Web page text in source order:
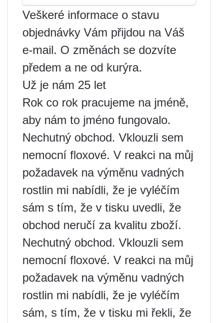
Veškeré informace o stavu
objednávky Vám přijdou na Váš
e-mail. O změnách se dozvíte
předem a ne od kurýra.
Už je nám 25 let
Rok co rok pracujeme na jméně,
aby nám to jméno fungovalo.
Nechutný obchod. Vklouzli sem
nemocní floxové. V reakci na můj
požadavek na výměnu vadných
rostlin mi nabídli, že je vyléčím
sám s tím, že v tisku uvedli, že
obchod neručí za kvalitu zboží.
Nechutný obchod. Vklouzli sem
nemocní floxové. V reakci na můj
požadavek na výměnu vadných
rostlin mi nabídli, že je vyléčím
sám, s tím, že v tisku mi řekli, že